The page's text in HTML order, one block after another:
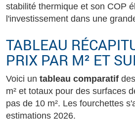
stabilité thermique et son COP
l'investissement dans une
TABLEAU
PRIX PAR M² ET
Voici un tableau comparatif
m² et totaux pour des surfaces
pas de 10 m². Les fourchettes
estimations 2026.